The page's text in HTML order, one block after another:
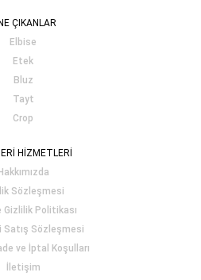
ÇIKANLAR
Elbise
Etek
Bluz
Tayt
Crop
HİZMETLERİ
Hakkımızda
Sözleşmesi
Gizlilik Politikası
Satış Sözleşmesi
ve İptal Koşulları
İletişim